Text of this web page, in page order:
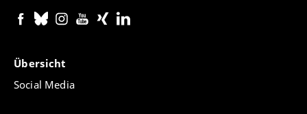
Übersicht
Social Media